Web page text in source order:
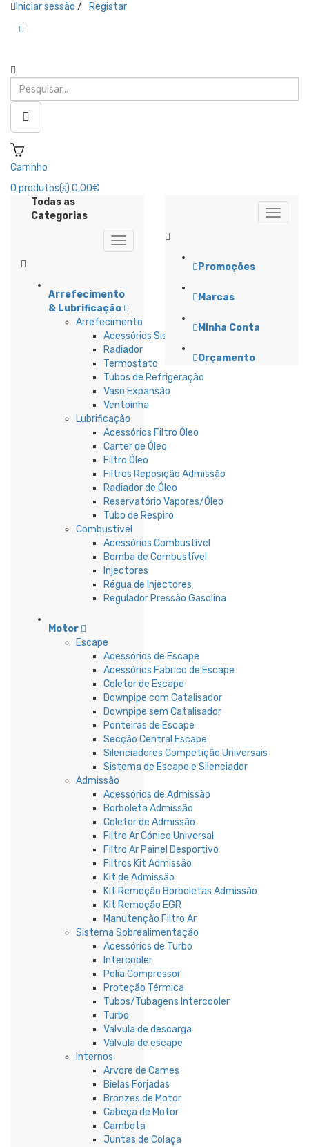
Iniciar sessão / Registar
Carrinho
0 produtos(s) 0,00€
Todas as
Categorias
Arrefecimento
& Lubrificação
Arrefecimento
Acessórios Sistema Refrigeração
Radiador
Termostato
Tubos de Refrigeração
Vaso Expansão
Ventoinha
Lubrificação
Acessórios Filtro Óleo
Carter de Óleo
Filtro Óleo
Filtros Reposição Admissão
Radiador de Óleo
Reservatório Vapores/Óleo
Tubo de Respiro
Combustivel
Acessórios Combustível
Bomba de Combustível
Injectores
Régua de Injectores
Regulador Pressão Gasolina
Motor
Escape
Acessórios de Escape
Acessórios Fabrico de Escape
Coletor de Escape
Downpipe com Catalisador
Downpipe sem Catalisador
Ponteiras de Escape
Secção Central Escape
Silenciadores Competição Universais
Sistema de Escape e Silenciador
Admissão
Acessórios de Admissão
Borboleta Admissão
Coletor de Admissão
Filtro Ar Cónico Universal
Filtro Ar Painel Desportivo
Filtros Kit Admissão
Kit de Admissão
Kit Remoção Borboletas Admissão
Kit Remoção EGR
Manutenção Filtro Ar
Sistema Sobrealimentação
Acessórios de Turbo
Intercooler
Polia Compressor
Proteção Térmica
Tubos/Tubagens Intercooler
Turbo
Valvula de descarga
Válvula de escape
Internos
Arvore de Cames
Bielas Forjadas
Bronzes de Motor
Cabeça de Motor
Cambota
Juntas de Colaça
Promoções
Marcas
Minha Conta
Orçamento